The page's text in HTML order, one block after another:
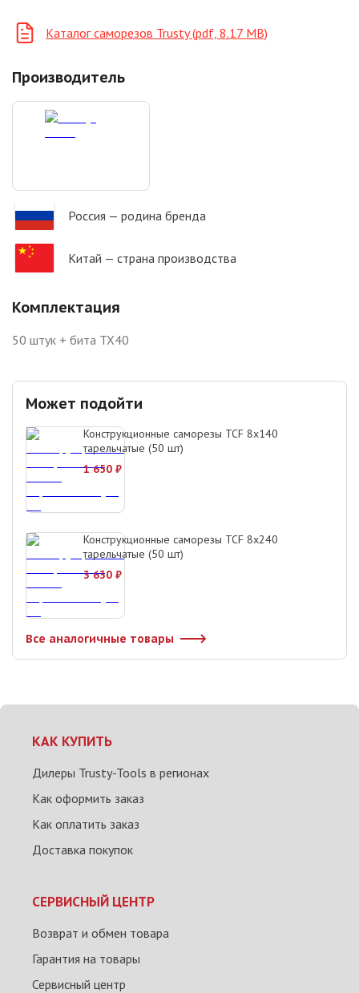
Каталог саморезов Trusty (pdf, 8.17 MB)
Производитель
Россия — родина бренда
Китай — страна производства
Комплектация
50 штук + бита TX40
Может подойти
Конструкционные саморезы TCF 8х140
тарельчатые (50 шт)
1 650 ₽
Конструкционные саморезы TCF 8х240
тарельчатые (50 шт)
3 630 ₽
Все аналогичные товары
КАК КУПИТЬ
Дилеры Trusty-Tools в регионах
Как оформить заказ
Как оплатить заказ
Доставка покупок
СЕРВИСНЫЙ ЦЕНТР
Возврат и обмен товара
Гарантия на товары
Сервисный центр